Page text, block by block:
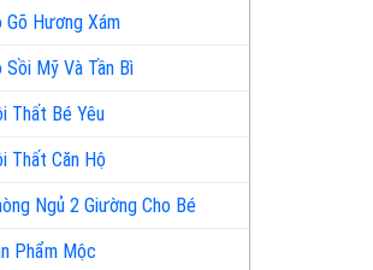
Gõ Hương Xám
Sồi Mỹ Và Tần Bì
Thất Bé Yêu
Thất Căn Hộ
Ngủ 2 Giường Cho Bé
Phẩm Mộc